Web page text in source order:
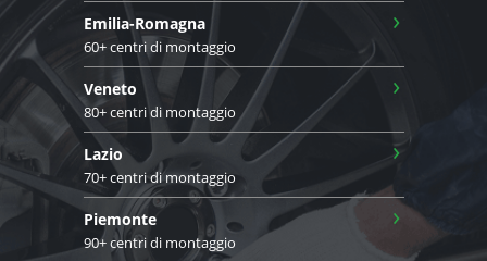
Emilia-Romagna
60+ centri di montaggio
›
Veneto
80+ centri di montaggio
›
Lazio
70+ centri di montaggio
›
Piemonte
90+ centri di montaggio
›